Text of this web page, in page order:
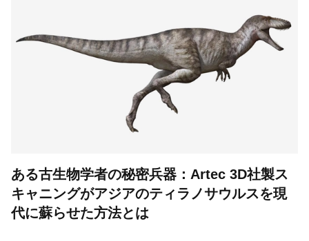
ある古生物学者の秘密兵器：Artec 3D社製ス
キャニングがアジアのティラノサウルスを現
代に蘇らせた方法とは